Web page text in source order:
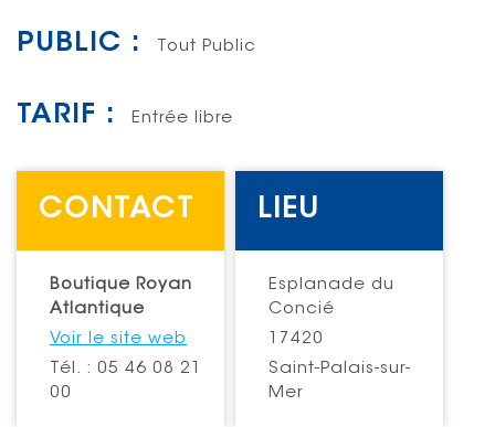
PUBLIC : Tout Public
TARIF : Entrée libre
CONTACT
Boutique Royan
Atlantique
Voir le site web
Tél. : 05 46 08 21
00
LIEU
Esplanade du
Concié
17420
Saint-Palais-sur-
Mer